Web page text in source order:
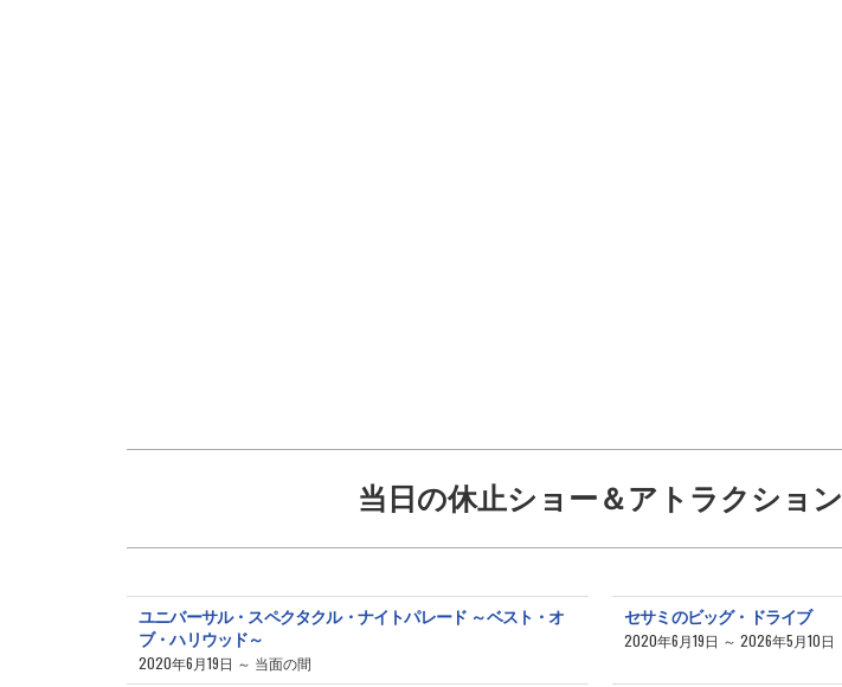
当日の休止ショー＆アトラクション
ユニバーサル・スペクタクル・ナイトパレード ～ベスト・オ
ブ・ハリウッド～
2020年6月19日 ～ 当面の間
セサミのビッグ・ドライブ
2020年6月19日 ～ 2026年5月10日